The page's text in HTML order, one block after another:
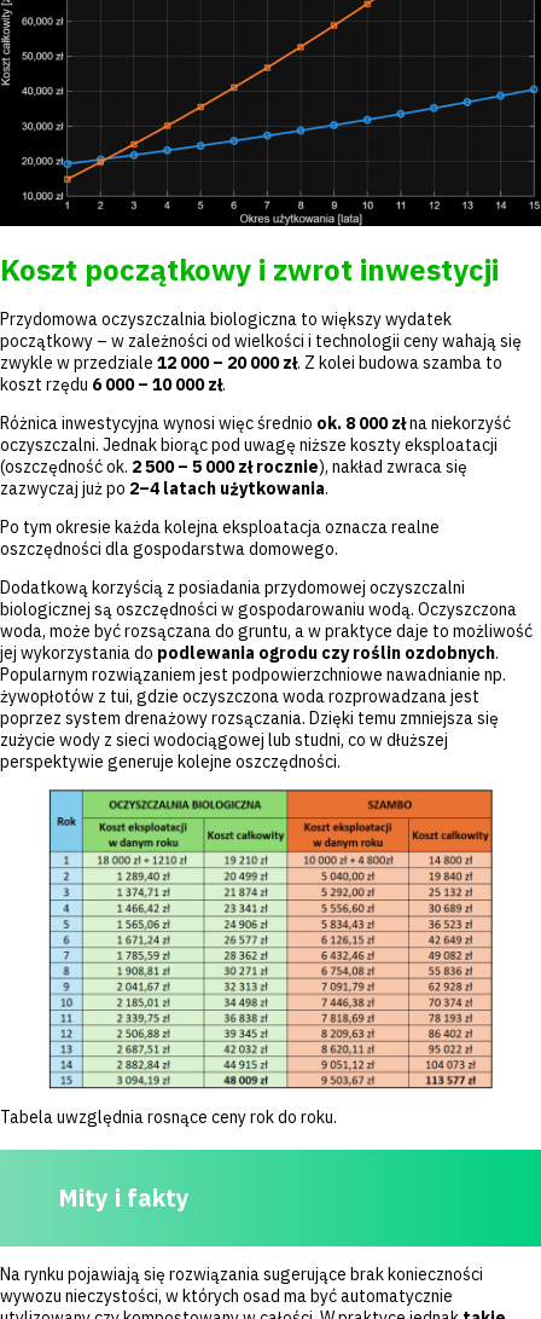
Koszt początkowy i zwrot inwestycji
Przydomowa oczyszczalnia biologiczna to większy wydatek
początkowy – w zależności od wielkości i technologii ceny wahają się
zwykle w przedziale 12 000 – 20 000 zł. Z kolei budowa szamba to
koszt rzędu 6 000 – 10 000 zł.
Różnica inwestycyjna wynosi więc średnio ok. 8 000 złna niekorzyść
oczyszczalni. Jednak biorąc pod uwagę niższe koszty eksploatacji
(oszczędność ok. 2 500 – 5 000 zł rocznie), nakład zwraca się
zazwyczaj już po 2–4 latach użytkowania.
Po tym okresie każda kolejna eksploatacja oznacza realne
oszczędności dla gospodarstwa domowego.
Dodatkową korzyścią z posiadania przydomowej oczyszczalni
biologicznej są oszczędności w gospodarowaniu wodą. Oczyszczona
woda, może być rozsączana do gruntu, a w praktyce daje to możliwość
jej wykorzystania do podlewania ogrodu czy roślin ozdobnych.
Popularnym rozwiązaniem jest podpowierzchniowe nawadnianie np.
żywopłotów z tui, gdzie oczyszczona woda rozprowadzana jest
poprzez system drenażowy rozsączania. Dzięki temu zmniejsza się
zużycie wody z sieci wodociągowej lub studni, co w dłuższej
perspektywie generuje kolejne oszczędności.
Tabela uwzględnia rosnące ceny rok do roku.
Mity i fakty
Na rynku pojawiają się rozwiązania sugerujące brak konieczności
wywozu nieczystości, w których osad ma być automatycznie